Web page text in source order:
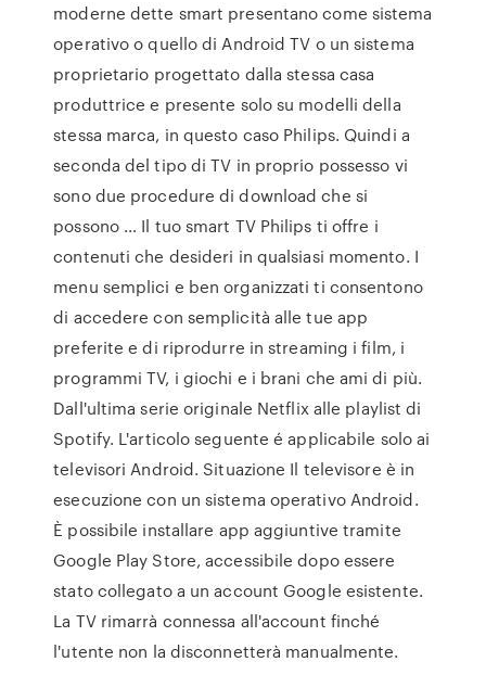
moderne dette smart presentano come sistema
operativo o quello di Android TV o un sistema
proprietario progettato dalla stessa casa
produttrice e presente solo su modelli della
stessa marca, in questo caso Philips. Quindi a
seconda del tipo di TV in proprio possesso vi
sono due procedure di download che si
possono … Il tuo smart TV Philips ti offre i
contenuti che desideri in qualsiasi momento. I
menu semplici e ben organizzati ti consentono
di accedere con semplicità alle tue app
preferite e di riprodurre in streaming i film, i
programmi TV, i giochi e i brani che ami di più.
Dall'ultima serie originale Netflix alle playlist di
Spotify. L'articolo seguente é applicabile solo ai
televisori Android. Situazione Il televisore è in
esecuzione con un sistema operativo Android.
È possibile installare app aggiuntive tramite
Google Play Store, accessibile dopo essere
stato collegato a un account Google esistente.
La TV rimarrà connessa all'account finché
l'utente non la disconnetterà manualmente.